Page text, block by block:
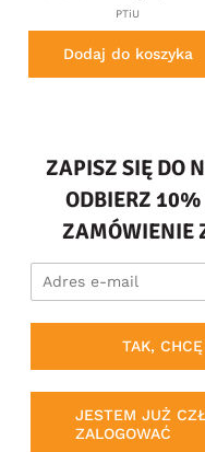
PTiU
Dodaj do koszyka
ZAPISZ SIĘ DO
ODBIERZ
ZAMÓWIENIE
TAK,
JESTEM JUŻ
ZALOGOWAĆ